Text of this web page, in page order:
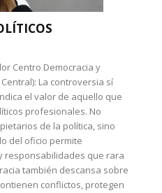
Centro Democracia y
La controversia sí
el valor de aquello que
profesionales. No
de la política, sino
del oficio permite
responsabilidades que rara
también descansa sobre
conflictos, protegen